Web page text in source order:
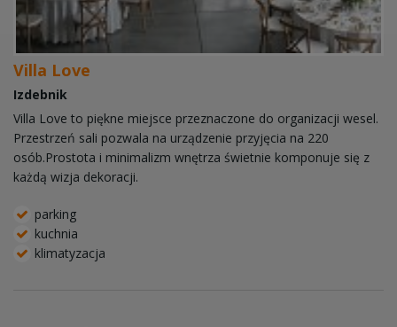
Villa Love
Izdebnik
Villa Love to piękne miejsce przeznaczone do organizacji wesel.
Przestrzeń sali pozwala na urządzenie przyjęcia na 220
osób.Prostota i minimalizm wnętrza świetnie komponuje się z
każdą wizja dekoracji.
parking
kuchnia
klimatyzacja